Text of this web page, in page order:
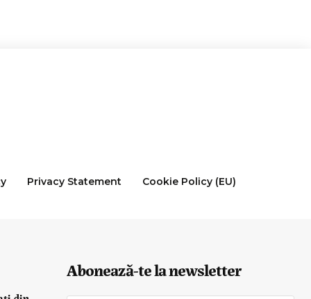
Privacy Statement
Cookie Policy (EU)
Abonează-te la newsletter